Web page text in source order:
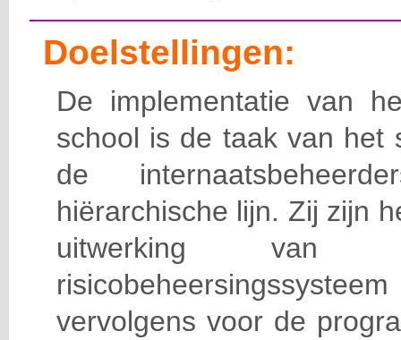
Doelstellingen:
De implementatie van
school is de taak van het
de
hiërarchische lijn. Zij zijn
uitwerking van
vervolgens voor de